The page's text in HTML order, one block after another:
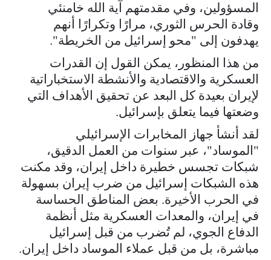
المسؤولين، وفي مقدمتهم آية الله خامنئي
وقادة الحرس الثوري، مرارًا وتكرارًا أنهم
يهدفون إلى "محو إسرائيل من الخريطة".
من هذا المنظور، يمكن القول إن القدرات
العسكرية والاقتصادية والأنشطة الاستخباراتية
لإيران بعيدة كل البعد عن تحقيق الأهداف التي
وضعتها فيما يتعلق بإسرائيل.
لقد أنشأ جهاز المخابرات الإسرائيلي
"الموساد"، عبر سنوات من العمل الدقيق،
شبكات تجسس خطيرة داخل إيران، وقد مكنت
هذه الشبكات إسرائيل من ضرب إيران بسهولة
في الحرب الأخيرة. بعض المناطق الحساسة
في إيران، والمعدات العسكرية مثل أنظمة
الدفاع الجوي، لم تُضرب من قبل إسرائيل
مباشرة، بل من قبل عملاء الموساد داخل إيران.